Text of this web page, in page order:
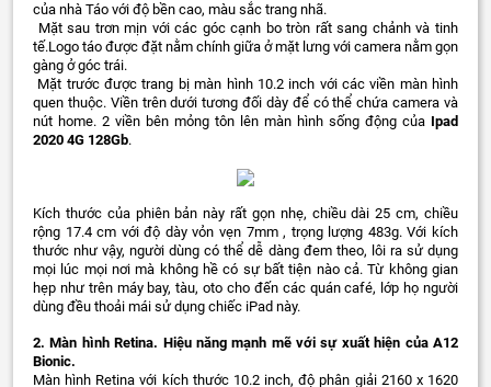
của nhà Táo với độ bền cao, màu sắc trang nhã.
Mặt sau trơn mịn với các góc cạnh bo tròn rất sang chảnh và tinh
tế.Logo táo được đặt nằm chính giữa ở mặt lưng với camera nằm gọn
gàng ở góc trái.
Mặt trước được trang bị màn hình 10.2 inch với các viền màn hình
quen thuộc. Viền trên dưới tương đối dày để có thể chứa camera và
nút home. 2 viền bên mỏng tôn lên màn hình sống động của Ipad
2020 4G 128Gb.
Kích thước của phiên bản này rất gọn nhẹ, chiều dài 25 cm, chiều
rộng 17.4 cm với độ dày vỏn vẹn 7mm , trọng lượng 483g. Với kích
thước như vậy, người dùng có thể dễ dàng đem theo, lôi ra sử dụng
mọi lúc mọi nơi mà không hề có sự bất tiện nào cả. Từ không gian
hẹp như trên máy bay, tàu, oto cho đến các quán café, lớp họ người
dùng đều thoải mái sử dụng chiếc iPad này.
2. Màn hình Retina. Hiệu năng mạnh mẽ với sự xuất hiện của A12
Bionic.
Màn hình Retina với kích thước 10.2 inch, độ phân giải 2160 x 1620